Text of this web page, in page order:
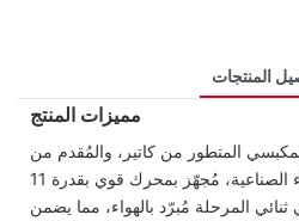
المنتجات
مميزات المنتج
المتطور من كاتير، والمُقدم من
قِبل مُصنّعي ضواغط الهواء الصناعية، مُجهّز بمحرك قوي بقدرة 11
المرحلة مُبرّد بالهواء، مما يضمن